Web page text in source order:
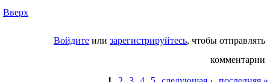
Вверх
Войдите или зарегистрируйтесь, чтобы отправлять
комментарии